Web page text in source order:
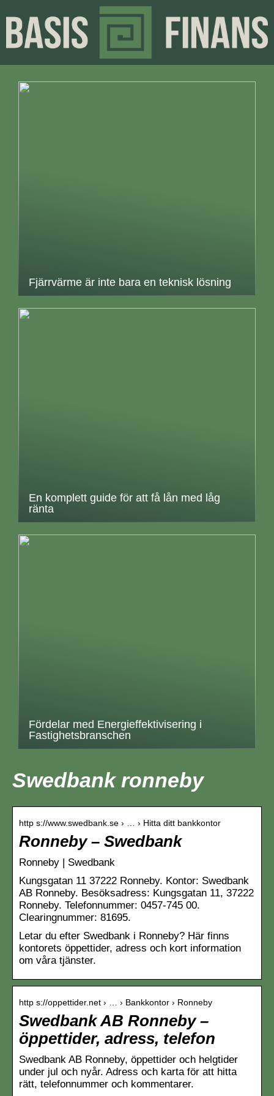
Fjärrvärme är inte bara en teknisk lösning
En komplett guide för att få lån med låg
ränta
Fördelar med Energieffektivisering i
Fastighetsbranschen
Swedbank ronneby
http s://www.swedbank.se › … › Hitta ditt bankkontor
Ronneby – Swedbank
Ronneby | Swedbank
Kungsgatan 11 37222 Ronneby. Kontor: Swedbank
AB Ronneby. Besöksadress: Kungsgatan 11, 37222
Ronneby. Telefonnummer: 0457-745 00.
Clearingnummer: 81695.
Letar du efter Swedbank i Ronneby? Här finns
kontorets öppettider, adress och kort information
om våra tjänster.
http s://oppettider.net › … › Bankkontor › Ronneby
Swedbank AB Ronneby –
öppettider, adress, telefon
Swedbank AB Ronneby, öppettider och helgtider
under jul och nyår. Adress och karta för att hitta
rätt, telefonnummer och kommentarer.